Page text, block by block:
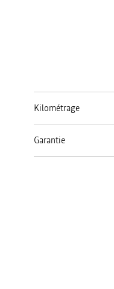
Kilométrage
Garantie